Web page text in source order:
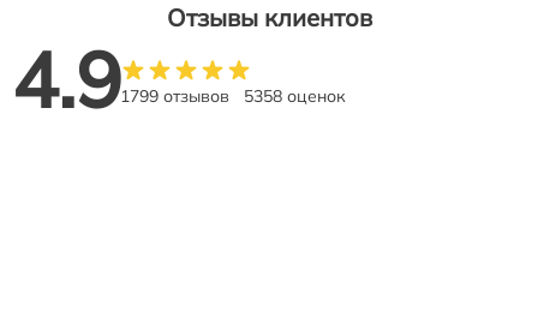
Отзывы клиентов
4.91799 отзывов 5358 оценок